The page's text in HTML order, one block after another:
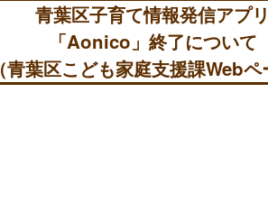
青葉区子育て情報発信アプ
「Aonico」終了について
（青葉区こども家庭支援課Web